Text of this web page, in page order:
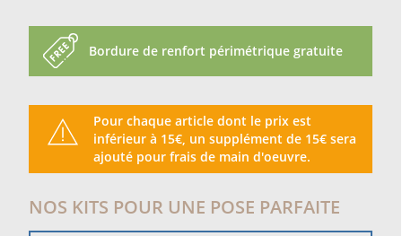
Bordure de renfort périmétrique gratuite
Pour chaque article dont le prix est
inférieur à 15€, un supplément de 15€ sera
ajouté pour frais de main d'oeuvre.
NOS KITS POUR UNE POSE PARFAITE